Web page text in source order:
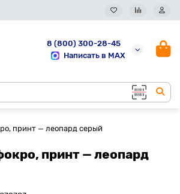
8 (800) 300-28-45
Написать в MAX
принт — леопард серый
принт — леопард